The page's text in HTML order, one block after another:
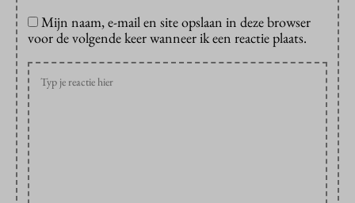
Mijn naam, e-mail en site opslaan in deze browser
voor de volgende keer wanneer ik een reactie plaats.